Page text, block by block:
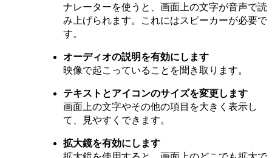
ナレーターを使うと、画面上の文字が音声で読
み上げられます。これにはスピーカーが必要で
す。
オーディオの説明を有効にします
映像で起こっていることを聞き取ります。
テキストとアイコンのサイズを変更します
画面上の文字やその他の項目を大きく表示し
て、見やすくできます。
拡大鏡を有効にします